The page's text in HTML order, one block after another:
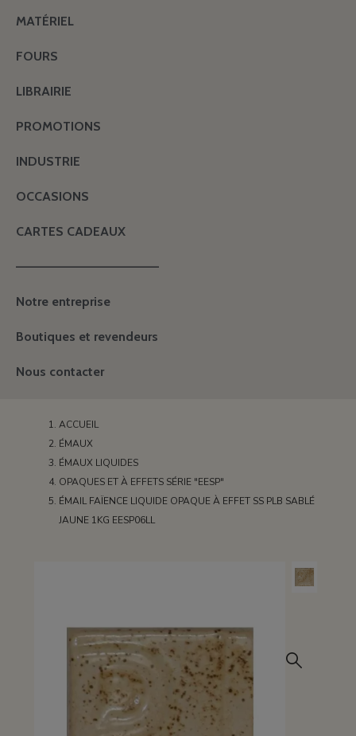
MATÉRIEL
FOURS
LIBRAIRIE
PROMOTIONS
INDUSTRIE
OCCASIONS
CARTES CADEAUX
———————————————
Notre entreprise
Boutiques et revendeurs
Nous contacter
ACCUEIL
ÉMAUX
ÉMAUX LIQUIDES
OPAQUES ET À EFFETS SÉRIE "EESP"
ÉMAIL FAÏENCE LIQUIDE OPAQUE À EFFET SS PLB SABLÉ
JAUNE 1KG EESP06LL